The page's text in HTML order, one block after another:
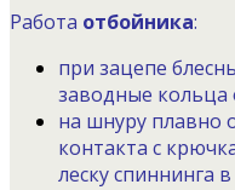
Работа отбойника:
при зацепе
заводные кольца
на шнуру плавно
контакта с
леску спиннинга